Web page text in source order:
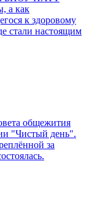
а как
к здоровому
стали настоящим
общежития
"Чистый день".
за